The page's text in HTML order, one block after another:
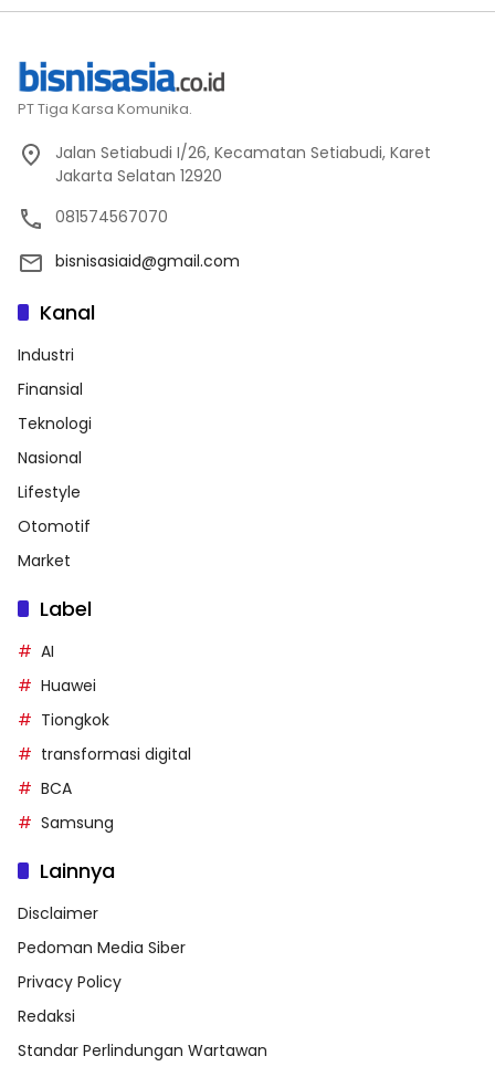
PT Tiga Karsa Komunika.
Jalan Setiabudi I/26, Kecamatan Setiabudi, Karet
Jakarta Selatan 12920
081574567070
bisnisasiaid@gmail.com
Kanal
Industri
Finansial
Teknologi
Nasional
Lifestyle
Otomotif
Market
Label
AI
Huawei
Tiongkok
transformasi digital
BCA
Samsung
Lainnya
Disclaimer
Pedoman Media Siber
Privacy Policy
Redaksi
Standar Perlindungan Wartawan